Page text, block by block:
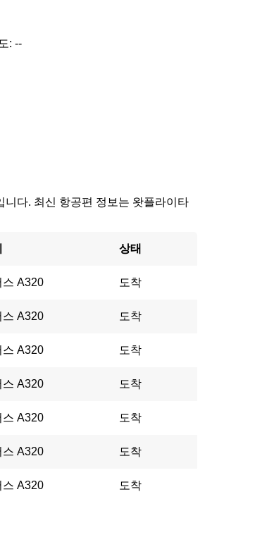
: --
다. 최신 항공편 정보는 왓플라이타
상태
스 A320 도착
스 A320 도착
스 A320 도착
스 A320 도착
스 A320 도착
스 A320 도착
스 A320 도착